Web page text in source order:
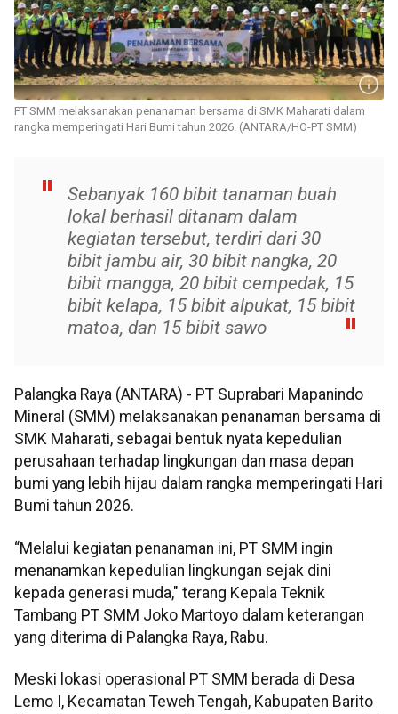
PT SMM melaksanakan penanaman bersama di SMK Maharati dalam
rangka memperingati Hari Bumi tahun 2026. (ANTARA/HO-PT SMM)
Sebanyak 160 bibit tanaman buah
lokal berhasil ditanam dalam
kegiatan tersebut, terdiri dari 30
bibit jambu air, 30 bibit nangka, 20
bibit mangga, 20 bibit cempedak, 15
bibit kelapa, 15 bibit alpukat, 15 bibit
matoa, dan 15 bibit sawo
Palangka Raya (ANTARA) - PT Suprabari Mapanindo
Mineral (SMM) melaksanakan penanaman bersama di
SMK Maharati, sebagai bentuk nyata kepedulian
perusahaan terhadap lingkungan dan masa depan
bumi yang lebih hijau dalam rangka memperingati Hari
Bumi tahun 2026.
“Melalui kegiatan penanaman ini, PT SMM ingin
menanamkan kepedulian lingkungan sejak dini
kepada generasi muda," terang Kepala Teknik
Tambang PT SMM Joko Martoyo dalam keterangan
yang diterima di Palangka Raya, Rabu.
Meski lokasi operasional PT SMM berada di Desa
Lemo I, Kecamatan Teweh Tengah, Kabupaten Barito